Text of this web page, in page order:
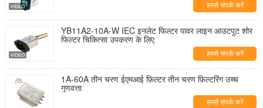
हमसे संपर्क करें
YB11A2-10A-W IEC इनलेट फिल्टर पावर लाइन आउटपुट शोर
फिल्टर चिकित्सा उपकरण के लिए
हमसे संपर्क करें
1A-60A तीन चरण ईएमआई फ़िल्टर तीन चरण फ़िल्टरिंग उच्च
गुणवत्ता
हमसे संपर्क करें